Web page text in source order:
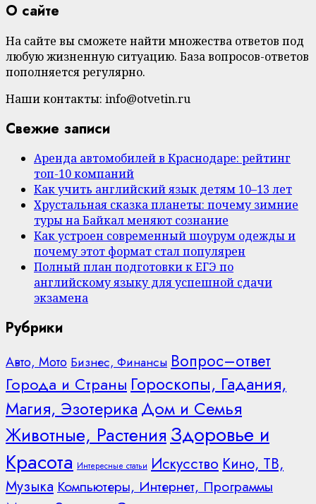
О сайте
На сайте вы сможете найти множества ответов под
любую жизненную ситуацию. База вопросов-ответов
пополняется регулярно.
Наши контакты: info@otvetin.ru
Свежие записи
Аренда автомобилей в Краснодаре: рейтинг
топ-10 компаний
Как учить английский язык детям 10–13 лет
Хрустальная сказка планеты: почему зимние
туры на Байкал меняют сознание
Как устроен современный шоурум одежды и
почему этот формат стал популярен
Полный план подготовки к ЕГЭ по
английскому языку для успешной сдачи
экзамена
Рубрики
Авто, МотоБизнес, Финансы Вопрос–ответ
Города и Страны Гороскопы, Гадания,
Магия, Эзотерика Дом и Семья
Животные, Растения Здоровье и
Красота Интересные статьи Искусство Кино, ТВ,
Музыка Компьютеры, Интернет, Программы